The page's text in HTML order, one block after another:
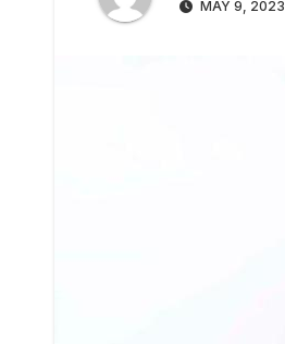
MAY 9, 2023